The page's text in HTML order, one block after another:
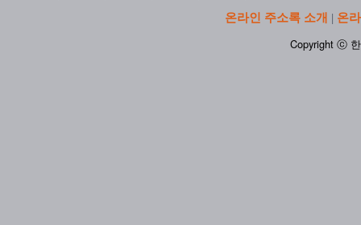
온라인 주소록 소개 | 온
Copyright ⓒ